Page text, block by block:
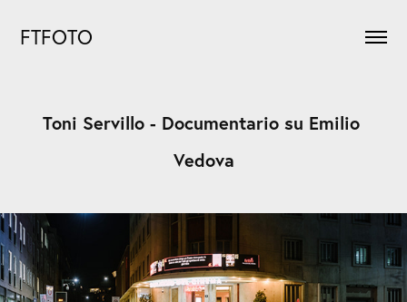
FTFOTO
Toni Servillo - Documentario su Emilio
Vedova